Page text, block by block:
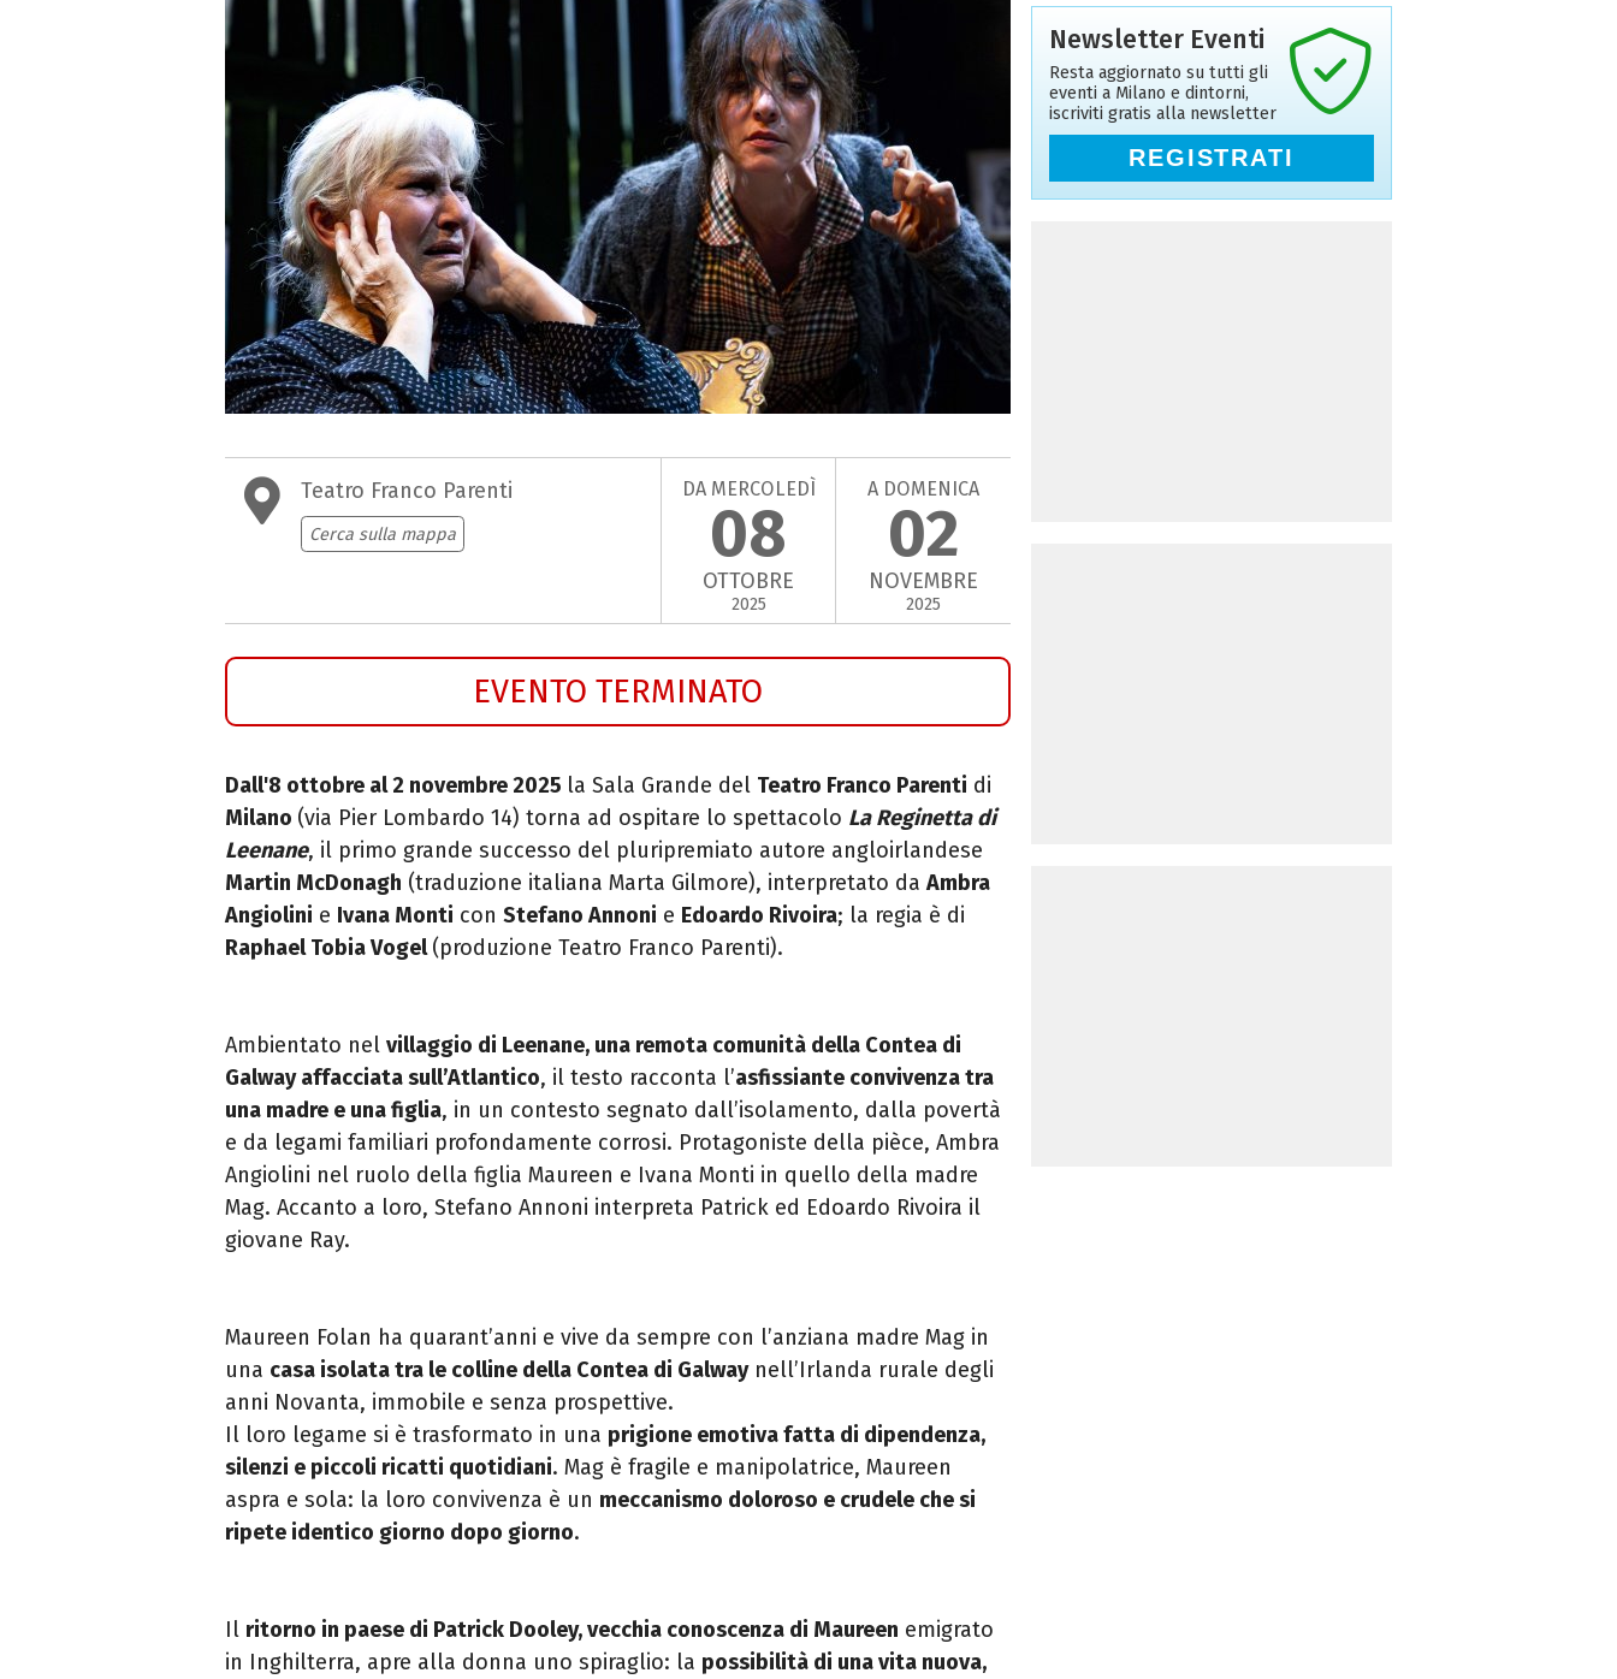
Teatro Franco Parenti
Cerca sulla mappa
DA MERCOLEDÌ
08
OTTOBRE
2025
A DOMENICA
02
NOVEMBRE
2025
EVENTO TERMINATO
Dall'8 ottobre al 2 novembre 2025 la Sala Grande del Teatro Franco Parenti di
Milano (via Pier Lombardo 14) torna ad ospitare lo spettacolo La Reginetta di
Leenane, il primo grande successo del pluripremiato autore angloirlandese
Martin McDonagh (traduzione italiana Marta Gilmore), interpretato da Ambra
Angiolini e Ivana Monti con Stefano Annoni e Edoardo Rivoira; la regia è di
Raphael Tobia Vogel(produzione Teatro Franco Parenti).
Ambientato nel villaggio di Leenane, una remota comunità della Contea di
Galway affacciata sull’Atlantico, il testo racconta l’asfissiante convivenza tra
una madre e una figlia, in un contesto segnato dall’isolamento, dalla povertà
e da legami familiari profondamente corrosi. Protagoniste della pièce, Ambra
Angiolini nel ruolo della figlia Maureen e Ivana Monti in quello della madre
Mag. Accanto a loro, Stefano Annoni interpreta Patrick ed Edoardo Rivoira il
giovane Ray.
Maureen Folan ha quarant’anni e vive da sempre con l’anziana madre Mag in
una casa isolata tra le colline della Contea di Galwaynell’Irlanda rurale degli
anni Novanta, immobile e senza prospettive.
Il loro legame si è trasformato in una prigione emotiva fatta di dipendenza,
silenzi e piccoli ricatti quotidiani. Mag è fragile e manipolatrice, Maureen
aspra e sola: la loro convivenza è un meccanismo doloroso e crudele che si
ripete identico giorno dopo giorno.
Il ritorno in paese di Patrick Dooley, vecchia conoscenza di Maureen emigrato
in Inghilterra, apre alla donna uno spiraglio: la possibilità di una vita nuova,
Newsletter Eventi
Resta aggiornato su tutti gli
eventi a Milano e dintorni,
iscriviti gratis alla newsletter
REGISTRATI